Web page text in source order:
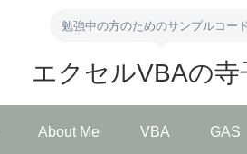
勉強中の方のためのサンプルコー
エクセルVBAの寺
About Me VBA GAS